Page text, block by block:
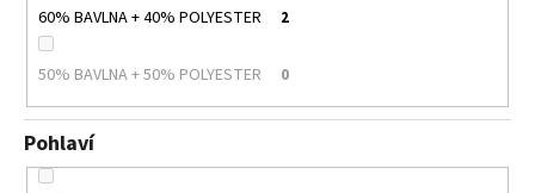
60% BAVLNA + 40% POLYESTER 2
50% BAVLNA + 50% POLYESTER 0
Pohlaví